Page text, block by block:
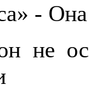
- Она
не